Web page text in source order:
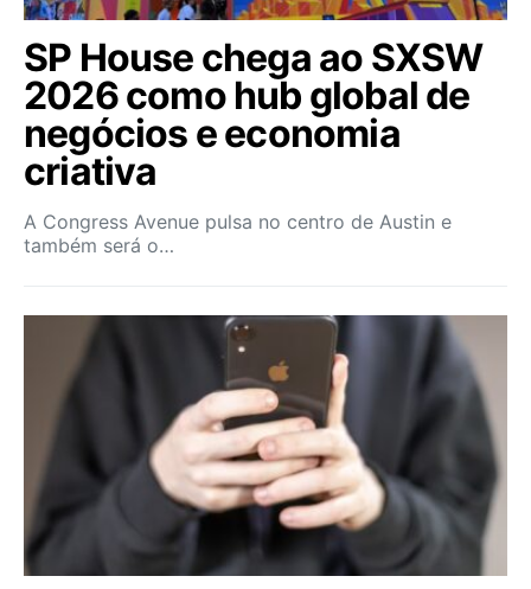
SP House chega ao SXSW
2026 como hub global de
negócios e economia
criativa
A Congress Avenue pulsa no centro de Austin e
também será o…